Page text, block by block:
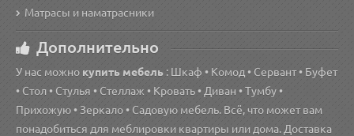
Матрасы и наматрасники
Дополнительно
У нас можно купить мебель : Шкаф • Комод • Сервант • Буфет
• Стол • Стулья • Стеллаж • Кровать • Диван • Тумбу •
Прихожую • Зеркало • Садовую мебель. Всё, что может вам
понадобиться для меблировки квартиры или дома. Доставка